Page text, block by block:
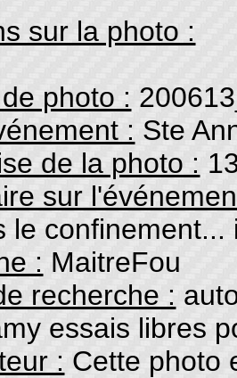
sur la photo :
photo :
: Ste
de la photo :
sur
le confinement...
: MaitreFou
recherche :
essais libres
: Cette photo